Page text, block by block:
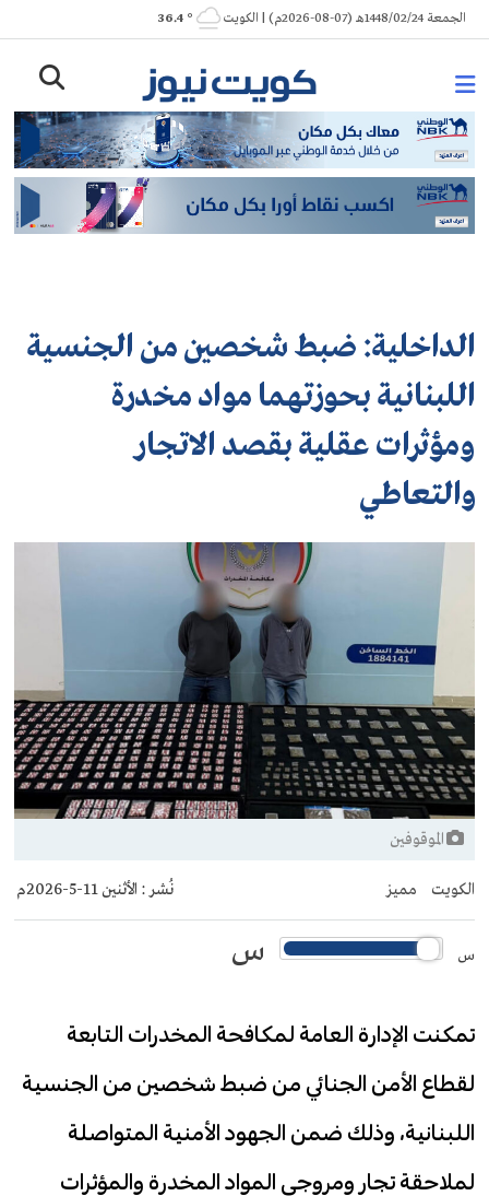
Skip
to
الجمعة 1448/02/24هـ (07-08-2026م) | الكويت ° 36.4
الداخلية: ضبط شخصين من الجنسية
اللبنانية بحوزتهما مواد مخدرة
ومؤثرات عقلية بقصد الاتجار
والتعاطي
الموقوفين
الكويت مميز نُشر : الأثنين 11-5-2026م
س س
تمكنت الإدارة العامة لمكافحة المخدرات التابعة
لقطاع الأمن الجنائي من ضبط شخصين من الجنسية
اللبنانية، وذلك ضمن الجهود الأمنية المتواصلة
لملاحقة تجار ومروجي المواد المخدرة والمؤثرات